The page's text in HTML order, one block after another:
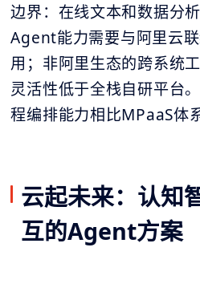
边界：在线文本和数据分
Agent能力需要与阿里云
用；非阿里生态的跨系统
灵活性低于全栈自研平台
程编排能力相比MPaaS体
云起未来：认知
互的Agent方案